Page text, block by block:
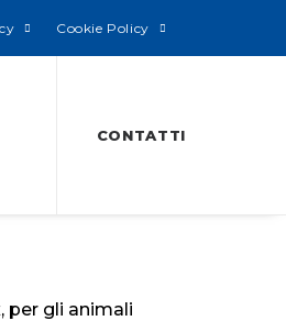
Cookie Policy
CONTATTI
per gli animali